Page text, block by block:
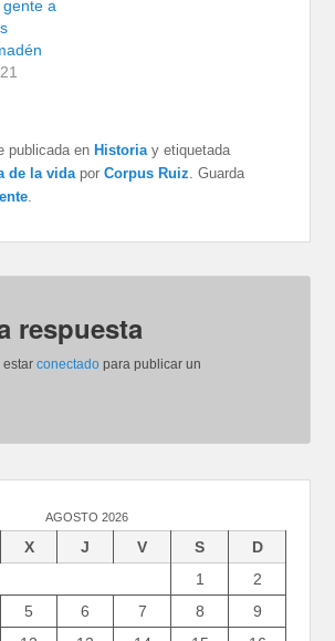
gente a
publicada en Historiay etiquetada
de la vidaporCorpus Ruiz. Guarda
.
respuesta
estarconectado para publicar un
AGOSTO 2026
X J V S
D
1
2
5 6 7 8
9